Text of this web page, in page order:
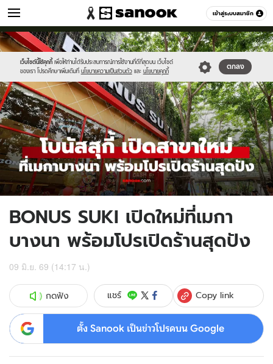
เข้าสู่ระบบสมาชิก
เที่ยว-กิน หมวดอื่นๆ
เว็บไซต์นี้ใช้คุกกี้ เพื่อให้ท่านได้รับประสบการณ์การใช้งานที่ดีที่สุดบน เว็บไซต์
ของเรา โปรดศึกษาเพิ่มเติมที่ นโยบายความเป็นส่วนตัว และ นโยบายคุกกี้
ตกลง
Sanook
//s.isanook.com/sr/0/images/logo-
new-
sanook.png
600
60
//s.isanook.com/tr/0/ud/290/1453986/bonu.jpg
BONUS SUKI เปิดใหม่ที่เมกา
บางนา พร้อมโปรเปิดร้านสุดปัง
09 มิ.ย. 69 (14:17 น.)
กดฟัง แชร์ Copy link
ตั้ง Sanook เป็นข่าวโปรดบน Google